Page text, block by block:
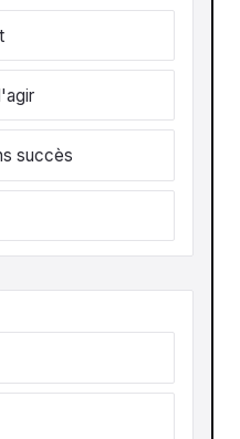
succès